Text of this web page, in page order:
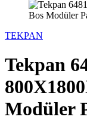
TEKPAN
Tekpan
Modüler